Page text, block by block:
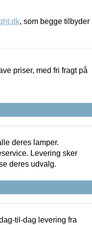
, som begge tilbyder
priser, med fri fragt på
deres lamper.
Levering sker
deres udvalg.
til-dag levering fra